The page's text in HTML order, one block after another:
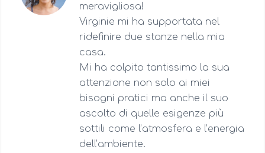
meravigliosa!
Virginie mi ha supportata nel
ridefinire due stanze nella mia
casa.
Mi ha colpito tantissimo la sua
attenzione non solo ai miei
bisogni pratici ma anche il suo
ascolto di quelle esigenze più
sottili come l’atmosfera e l’energia
dell’ambiente.